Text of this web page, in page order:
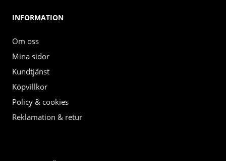
INFORMATION
Om oss
Mina sidor
Kundtjänst
Köpvillkor
Policy & cookies
Reklamation & retur